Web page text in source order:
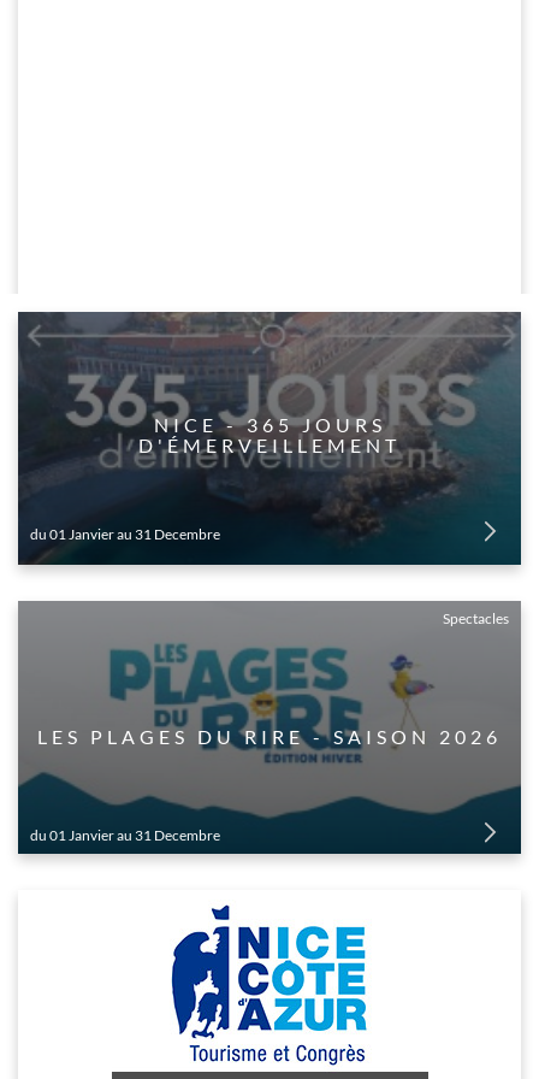
​NICE - 365 JOURS
D'ÉMERVEILLEMENT
du 01 Janvier au 31 Decembre
Spectacles
LES PLAGES DU RIRE - SAISON 2026
du 01 Janvier au 31 Decembre